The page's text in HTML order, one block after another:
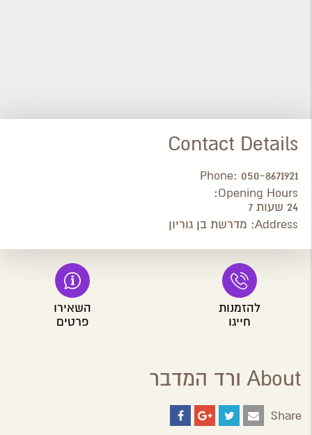
Contact Details
Phone: 050-8671921
Opening Hours:
24 שעות 7
Address: מדרשת בן גוריון
להזמנות
חייגו
השאירו
פרטים
About ורד המדבר
Share